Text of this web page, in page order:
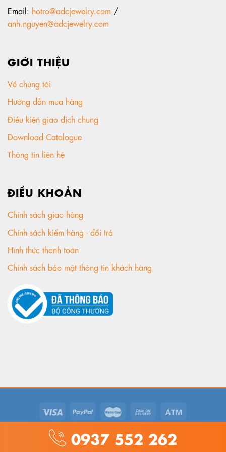
Email: hotro@adcjewelry.com /
anh.nguyen@adcjewelry.com
GIỚI THIỆU
Về chúng tôi
Hướng dẫn mua hàng
Điều kiện giao dịch chung
Download Catalogue
Thông tin liên hệ
ĐIỀU KHOẢN
Chính sách giao hàng
Chính sách kiểm hàng - đổi trả
Hình thức thanh toán
Chính sách bảo mật thông tin khách hàng
© 2018. ADC Jewelry. All rights reserved.
0937 552 262